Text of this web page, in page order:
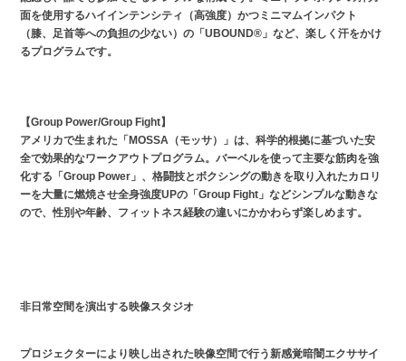
面を使用するハイインテンシティ（高強度）かつミニマムインパクト
（膝、足首等への負担の少ない）の「UBOUND®︎」など、楽しく汗をかけ
るプログラムです。
【Group Power/Group Fight】
アメリカで生まれた「MOSSA（モッサ）」は、科学的根拠に基づいた安
全で効果的なワークアウトプログラム。バーベルを使って主要な筋肉を強
化する「Group Power」、格闘技とボクシングの動きを取り入れたカロリ
ーを大量に燃焼させ全身強度UPの「Group Fight」などシンプルな動きな
ので、性別や年齢、フィットネス経験の違いにかかわらず楽しめます。
非日常空間を演出する映像スタジオ
プロジェクターにより映し出された映像空間で⾏う新感覚暗闇エクササイ